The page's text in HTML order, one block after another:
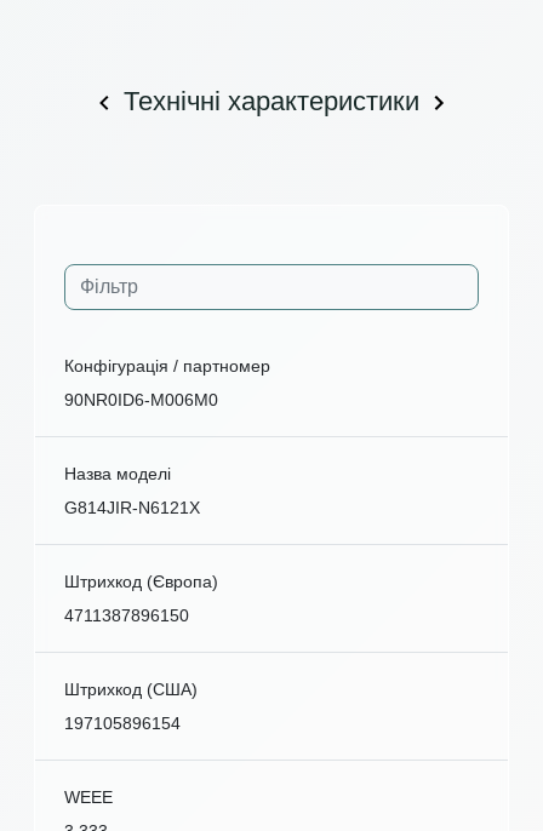
Технічні характеристики
Конфігурація / партномер
90NR0ID6-M006M0
Назва моделі
G814JIR-N6121X
Штрихкод (Європа)
4711387896150
Штрихкод (США)
197105896154
WEEE